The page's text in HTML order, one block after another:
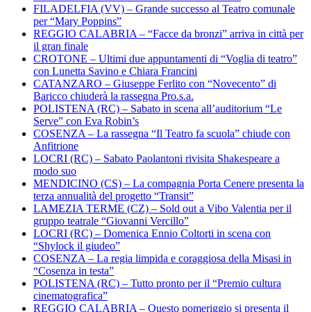
FILADELFIA (VV) – Grande successo al Teatro comunale
per “Mary Poppins”
REGGIO CALABRIA – “Facce da bronzi” arriva in città per
il gran finale
CROTONE – Ultimi due appuntamenti di “Voglia di teatro”
con Lunetta Savino e Chiara Francini
CATANZARO – Giuseppe Ferlito con “Novecento” di
Baricco chiuderà la rassegna Pro.s.a.
POLISTENA (RC) – Sabato in scena all’auditorium “Le
Serve” con Eva Robin’s
COSENZA – La rassegna “Il Teatro fa scuola” chiude con
Anfitrione
LOCRI (RC) – Sabato Paolantoni rivisita Shakespeare a
modo suo
MENDICINO (CS) – La compagnia Porta Cenere presenta la
terza annualità del progetto “Transit”
LAMEZIA TERME (CZ) – Sold out a Vibo Valentia per il
gruppo teatrale “Giovanni Vercillo”
LOCRI (RC) – Domenica Ennio Coltorti in scena con
“Shylock il giudeo”
COSENZA – La regia limpida e coraggiosa della Misasi in
“Cosenza in testa”
POLISTENA (RC) – Tutto pronto per il “Premio cultura
cinematografica”
REGGIO CALABRIA – Questo pomeriggio si presenta il